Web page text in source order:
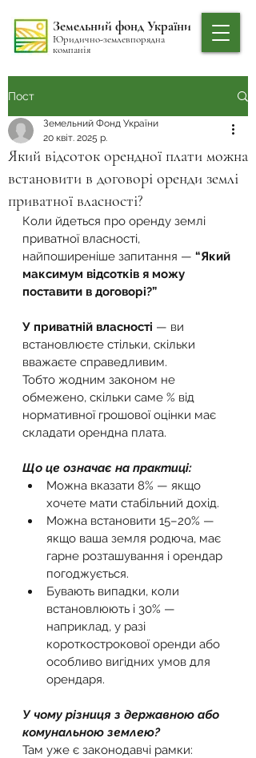
Земельний фонд України
Юридично-землевпорядна
компанія
Пост
Який відсоток орендної плати можна
встановити в договорі оренди землі
приватної власності?
Земельний Фонд України
20 квіт. 2025 р.
Коли йдеться про оренду землі
приватної власності,
найпоширеніше запитання — “Який
максимум відсотків я можу
поставити в договорі?”
У приватній власності — ви
встановлюєте стільки, скільки
вважаєте справедливим.
Тобто жодним законом не
обмежено, скільки саме % від
нормативної грошової оцінки має
складати орендна плата.
Що це означає на практиці:
Можна вказати 8% — якщо
хочете мати стабільний дохід.
Можна встановити 15–20% —
якщо ваша земля родюча, має
гарне розташування і орендар
погоджується.
Бувають випадки, коли
встановлюють і 30% —
наприклад, у разі
короткострокової оренди або
особливо вигідних умов для
орендаря.
У чому різниця з державною або
комунальною землею?
Там уже є законодавчі рамки: